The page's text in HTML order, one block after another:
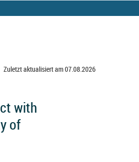
Zuletzt aktualisiert am 07.08.2026
with
of